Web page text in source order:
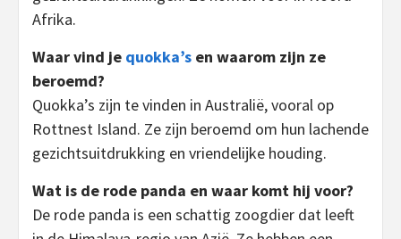
Afrika.
Waar vind je quokka’s en waarom zijn ze
beroemd?
Quokka’s zijn te vinden in Australië, vooral op
Rottnest Island. Ze zijn beroemd om hun lachende
gezichtsuitdrukking en vriendelijke houding.
Wat is de rode panda en waar komt hij voor?
De rode panda is een schattig zoogdier dat leeft